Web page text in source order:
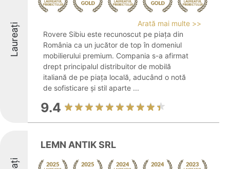
Laureați
Arată mai multe >>
Rovere Sibiu este recunoscut pe piața din
România ca un jucător de top în domeniul
mobilierului premium. Compania s-a afirmat
drept principalul distribuitor de mobilă
italiană de pe piața locală, aducând o notă
de sofisticare și stil aparte ...
9.4
LEMN ANTIK SRL